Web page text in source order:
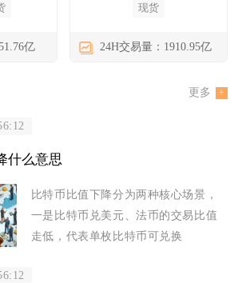
亿
现货
24H交易量：1910.95亿
更多
什么意思
比特币比值下降分为两种核心场景，
一是比特币兑美元、法币的交易比值
走低，代表单枚比特币可兑换